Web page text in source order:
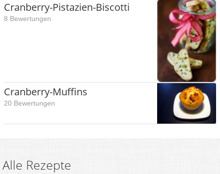
Cranberry-Pistazien-Biscotti
8 Bewertungen
Cranberry-Muffins
20 Bewertungen
Alle Rezepte